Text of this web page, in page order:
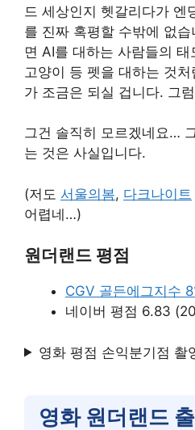
드 세상인지 헷갈리다가 엔
를 진짜 혹평할 수밖에 없
면 AI를 대하는 사람들의
고양이 등 펫을 대하는 것
가 조금은 되실 겁니다. 그
그건 솔직히 모르겠네요…
는 것은 사실입니다.
(저도 서울의봄, 다크나이트
어렵네…)
원더랜드 평점
CGV 골든에그지수
네이버 평점 6.83
영화 평점 손익분기점 촬
영화 원더랜드